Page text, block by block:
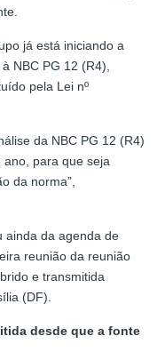
já está iniciando a
NBC PG 12 (R4),
pela Lei nº
da NBC PG 12 (R4)
ano, para que seja
da norma”,
ainda da agenda de
reunião da reunião
e transmitida
(DF).
desde que a fonte